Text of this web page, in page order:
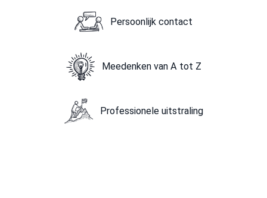
Persoonlijk contact
Meedenken van A tot Z
Professionele uitstraling